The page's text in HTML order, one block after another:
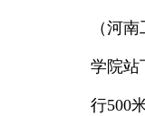
（河
学院站
行500